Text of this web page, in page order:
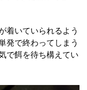
着いていられるよう
発で終わってしまう
で餌を待ち構えてい